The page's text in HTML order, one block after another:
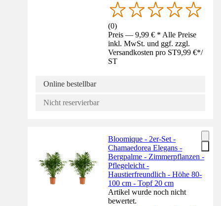
(0)
Preis — 9,99 € * Alle Preise
inkl. MwSt. und ggf. zzgl.
Versandkosten pro ST9,99 €*/
ST
Online bestellbar
Nicht reservierbar
Bloomique - 2er-Set -
Chamaedorea Elegans -
Bergpalme - Zimmerpflanzen -
Pflegeleicht -
Haustierfreundlich - Höhe 80-
100 cm - Topf 20 cm
Artikel wurde noch nicht
bewertet.